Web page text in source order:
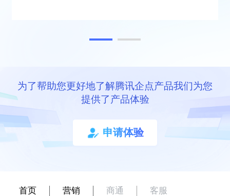
为了帮助您更好地了解腾讯企点产品我们为您
提供了产品体验
申请体验
首页 营销 商通 客服